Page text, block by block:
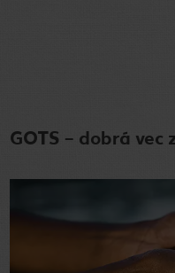
GOTS – dobrá vec